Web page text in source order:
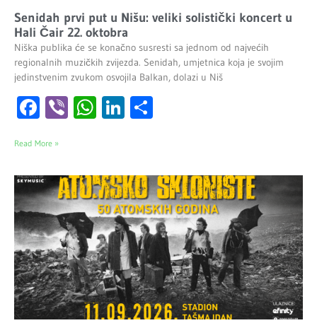
Senidah prvi put u Nišu: veliki solistički koncert u
Hali Čair 22. oktobra
Niška publika će se konačno susresti sa jednom od najvećih
regionalnih muzičkih zvijezda. Senidah, umjetnica koja je svojim
jedinstvenim zvukom osvojila Balkan, dolazi u Niš
Facebook
ViberWhatsApp
LinkedIn
Read More »